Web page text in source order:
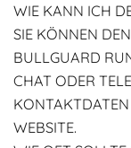
WIE KANN ICH
SIE KÖNNEN
BULLGUARD
CHAT ODER
WEBSITE.